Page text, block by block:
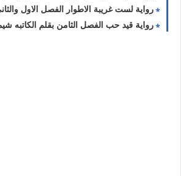
رواية لست غريبة الاطوار الفصل الاول والثاني بقلم
رواية قيد حب الفصل الثامن بقلم الكاتبه